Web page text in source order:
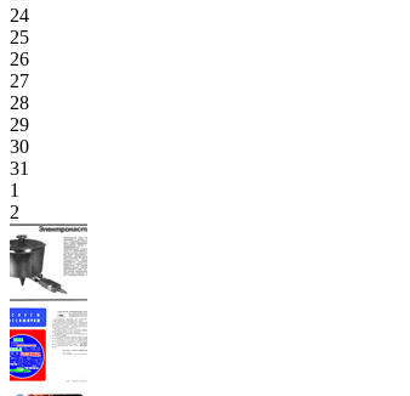
24
25
26
27
28
29
30
31
1
2